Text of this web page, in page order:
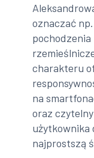
oznaczać
charakteru
na
oraz
użytkownika
najprostszą